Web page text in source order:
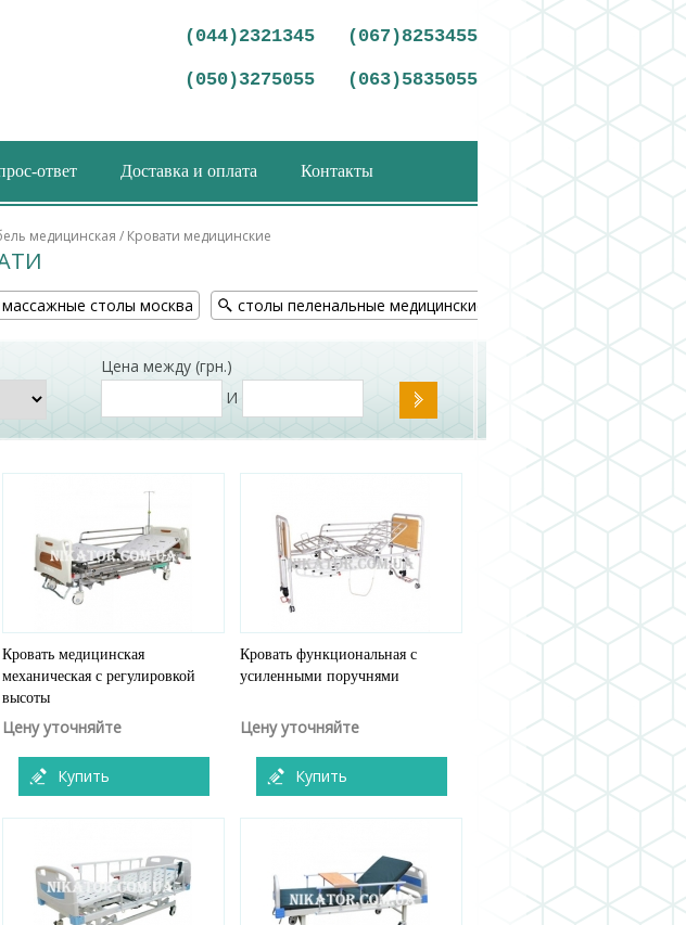
(044)2321345 (067)8253455
(050)3275055 (063)5835055
ответ Доставка и оплата Контакты
медицинская / Кровати медицинские
массажные столы москва столы пеленальные медицинские запчасти для
Цена между (грн.)
И
Кровать медицинская
механическая с регулировкой
высоты
Цену уточняйте
Купить
Кровать функциональная с
усиленными поручнями
Цену уточняйте
Купить